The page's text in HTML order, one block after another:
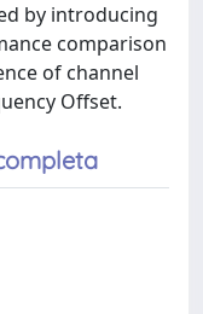
by introducing
comparison
of channel
Offset.